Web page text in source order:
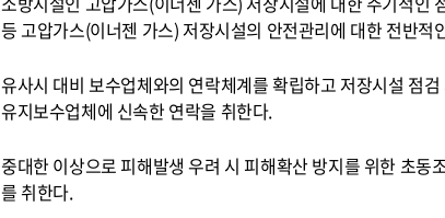
등 고압가스(이너젠 가스) 저장시설의 안전관리에 대한 전반적
유사시 대비 보수업체와의 연락체계를 확립하고 저장시설 점
유지보수업체에 신속한 연락을 취한다.
중대한 이상으로 피해발생 우려 시 피해확산 방지를 위한 초동
를 취한다.